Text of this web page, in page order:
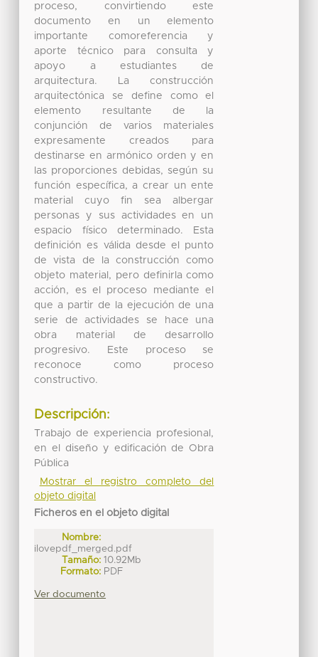
proceso, convirtiendo este
documento en un elemento
importante comoreferencia y
aporte técnico para consulta y
apoyo a estudiantes de
arquitectura. La construcción
arquitectónica se define como el
elemento resultante de la
conjunción de varios materiales
expresamente creados para
destinarse en armónico orden y en
las proporciones debidas, según su
función específica, a crear un ente
material cuyo fin sea albergar
personas y sus actividades en un
espacio físico determinado. Esta
definición es válida desde el punto
de vista de la construcción como
objeto material, pero definirla como
acción, es el proceso mediante el
que a partir de la ejecución de una
serie de actividades se hace una
obra material de desarrollo
progresivo. Este proceso se
reconoce como proceso
constructivo.
Descripción:
Trabajo de experiencia profesional,
en el diseño y edificación de Obra
Pública
Mostrar el registro completo del
objeto digital
Ficheros en el objeto digital
Nombre:
ilovepdf_merged.pdf
Tamaño: 10.92Mb
Formato: PDF
Ver documento